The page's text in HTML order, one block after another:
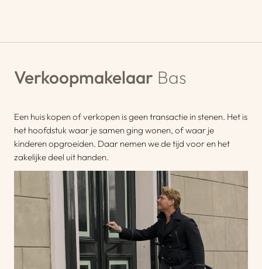
Verkoopmakelaar Bas
Een huis kopen of verkopen is geen transactie in stenen. Het is
het hoofdstuk waar je samen ging wonen, of waar je
kinderen opgroeiden. Daar nemen we de tijd voor en het
zakelijke deel uit handen.